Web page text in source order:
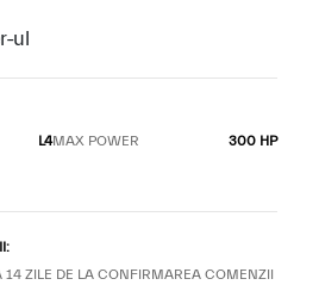
ul
L4MAX POWER 300 HP
ZILE DE LA CONFIRMAREA COMENZII